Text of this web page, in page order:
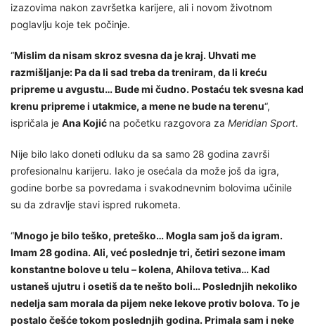
izazovima nakon završetka karijere, ali i novom životnom
poglavlju koje tek počinje.
“Mislim da nisam skroz svesna da je kraj. Uhvati me
razmišljanje: Pa da li sad treba da treniram, da li kreću
pripreme u avgustu… Bude mi čudno. Postaću tek svesna kad
krenu pripreme i utakmice, a mene ne bude na terenu“,
ispričala je Ana Kojić na početku razgovora za Meridian Sport.
Nije bilo lako doneti odluku da sa samo 28 godina završi
profesionalnu karijeru. Iako je osećala da može još da igra,
godine borbe sa povredama i svakodnevnim bolovima učinile
su da zdravlje stavi ispred rukometa.
“Mnogo je bilo teško, preteško… Mogla sam još da igram.
Imam 28 godina. Ali, već poslednje tri, četiri sezone imam
konstantne bolove u telu – kolena, Ahilova tetiva… Kad
ustaneš ujutru i osetiš da te nešto boli… Poslednjih nekoliko
nedelja sam morala da pijem neke lekove protiv bolova. To je
postalo češće tokom poslednjih godina. Primala sam i neke